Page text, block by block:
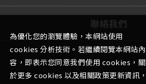
聯絡我們
為優化您的瀏覽體驗，本網站使用
cookies 分析技術。若繼續閱覽本網站內
容，即表示您同意我們使用 cookies，關
於更多 cookies 以及相關政策更新資訊，